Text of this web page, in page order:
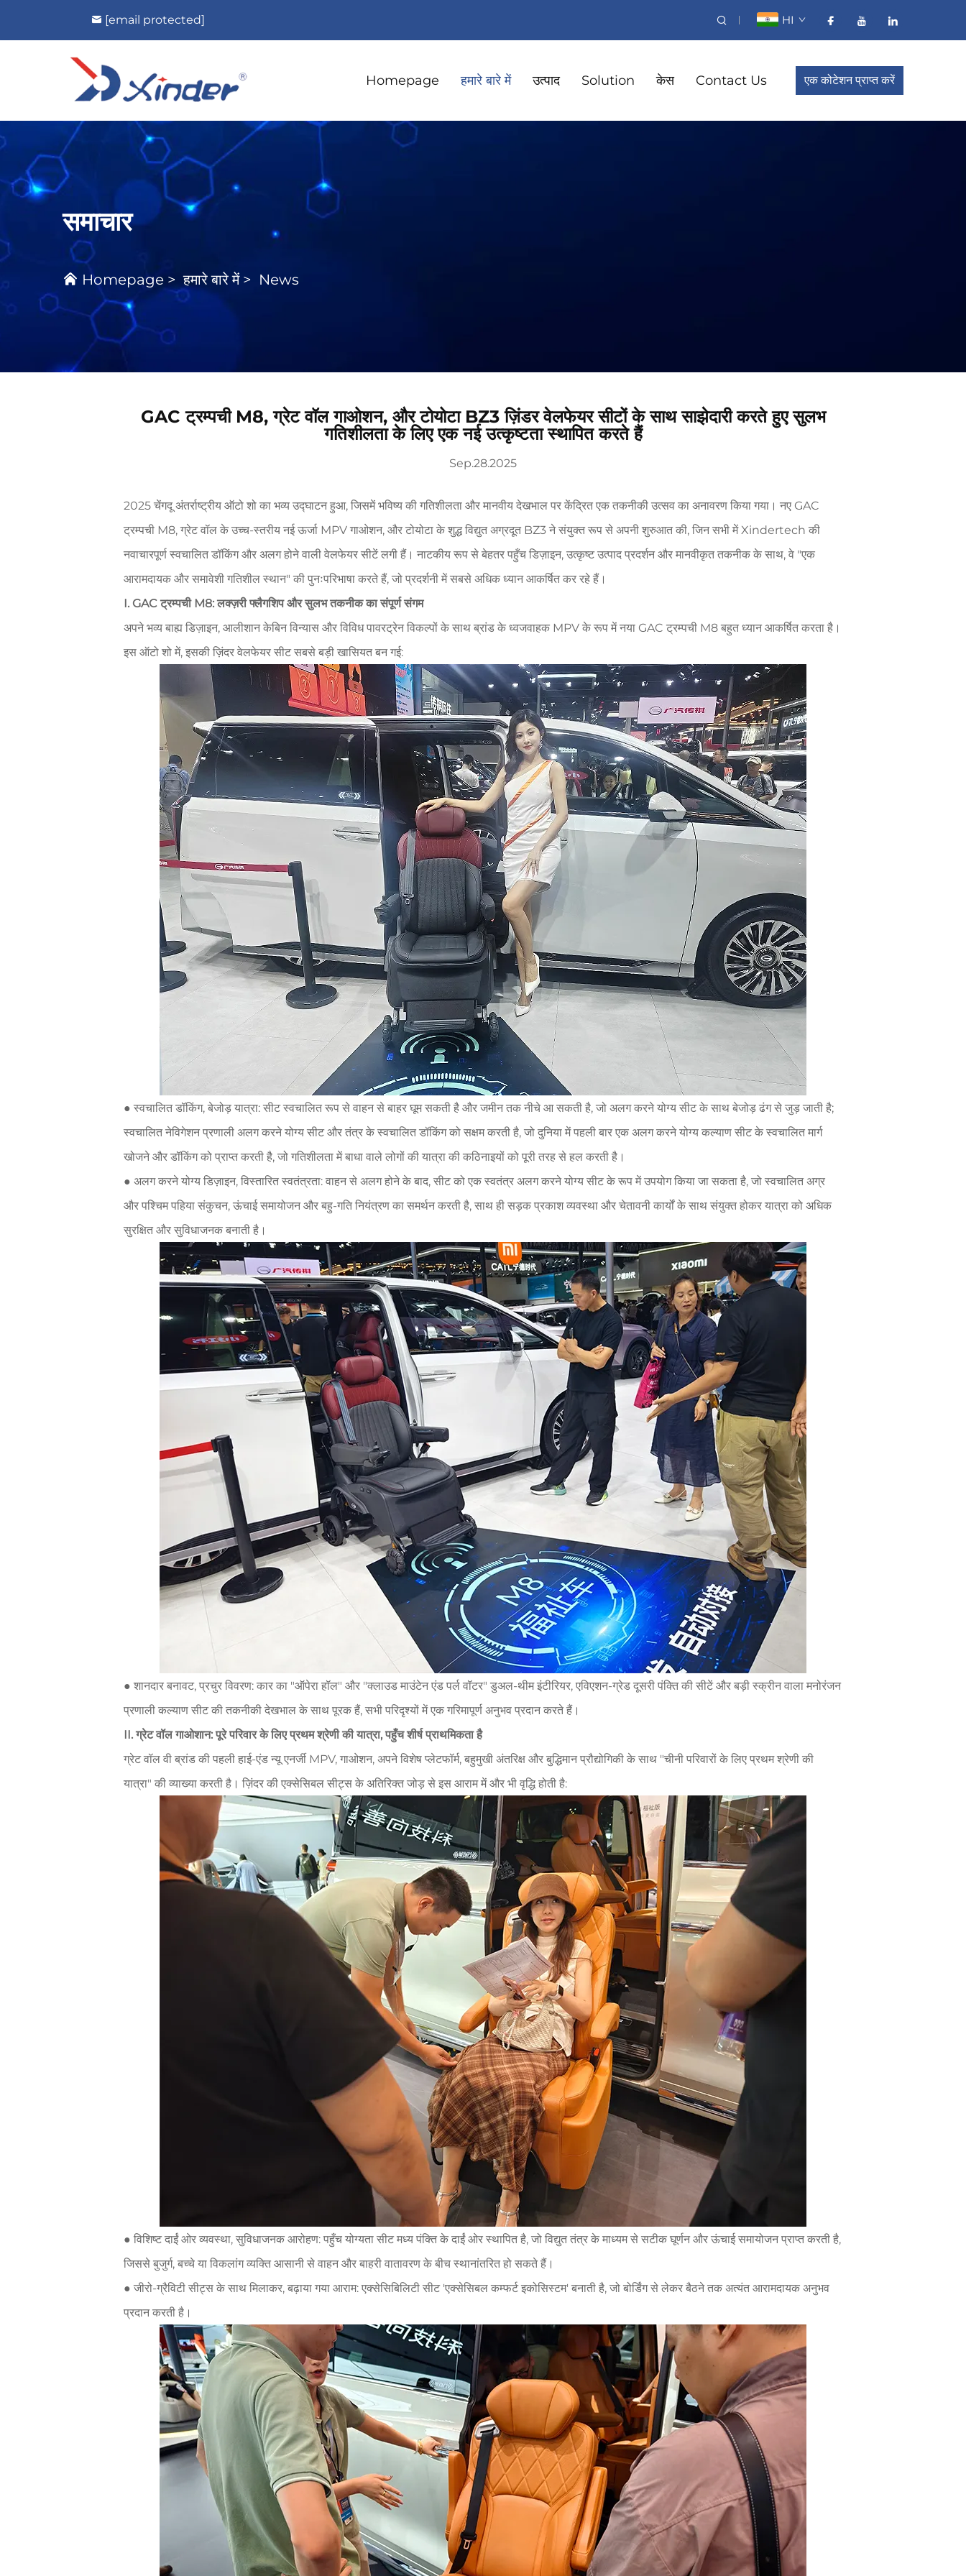
[email protected] HI
Homepage हमारे बारे में उत्पाद Solution केस Contact Us एक कोटेशन प्राप्त करें
समाचार
Homepage >हमारे बारे में> News
GAC ट्रम्पची M8, ग्रेट वॉल गाओशन, और टोयोटा BZ3 ज़िंडर वेलफेयर सीटों के साथ साझेदारी करते हुए सुलभ
गतिशीलता के लिए एक नई उत्कृष्टता स्थापित करते हैं
Sep.28.2025
2025 चेंगदू अंतर्राष्ट्रीय ऑटो शो का भव्य उद्घाटन हुआ, जिसमें भविष्य की गतिशीलता और मानवीय देखभाल पर केंद्रित एक तकनीकी उत्सव का अनावरण किया गया। नए GAC
ट्रम्पची M8, ग्रेट वॉल के उच्च-स्तरीय नई ऊर्जा MPV गाओशन, और टोयोटा के शुद्ध विद्युत अग्रदूत BZ3 ने संयुक्त रूप से अपनी शुरुआत की, जिन सभी में Xindertech की
नवाचारपूर्ण स्वचालित डॉकिंग और अलग होने वाली वेलफेयर सीटें लगी हैं। नाटकीय रूप से बेहतर पहुँच डिज़ाइन, उत्कृष्ट उत्पाद प्रदर्शन और मानवीकृत तकनीक के साथ, वे "एक
आरामदायक और समावेशी गतिशील स्थान" की पुनःपरिभाषा करते हैं, जो प्रदर्शनी में सबसे अधिक ध्यान आकर्षित कर रहे हैं।
I. GAC ट्रम्पची M8: लक्ज़री फ्लैगशिप और सुलभ तकनीक का संपूर्ण संगम
अपने भव्य बाह्य डिज़ाइन, आलीशान केबिन विन्यास और विविध पावरट्रेन विकल्पों के साथ ब्रांड के ध्वजवाहक MPV के रूप में नया GAC ट्रम्पची M8 बहुत ध्यान आकर्षित करता है।
इस ऑटो शो में, इसकी ज़िंदर वेलफेयर सीट सबसे बड़ी खासियत बन गई:
● स्वचालित डॉकिंग, बेजोड़ यात्रा: सीट स्वचालित रूप से वाहन से बाहर घूम सकती है और जमीन तक नीचे आ सकती है, जो अलग करने योग्य सीट के साथ बेजोड़ ढंग से जुड़ जाती है;
स्वचालित नेविगेशन प्रणाली अलग करने योग्य सीट और तंत्र के स्वचालित डॉकिंग को सक्षम करती है, जो दुनिया में पहली बार एक अलग करने योग्य कल्याण सीट के स्वचालित मार्ग
खोजने और डॉकिंग को प्राप्त करती है, जो गतिशीलता में बाधा वाले लोगों की यात्रा की कठिनाइयों को पूरी तरह से हल करती है।
● अलग करने योग्य डिज़ाइन, विस्तारित स्वतंत्रता: वाहन से अलग होने के बाद, सीट को एक स्वतंत्र अलग करने योग्य सीट के रूप में उपयोग किया जा सकता है, जो स्वचालित अग्र
और पश्चिम पहिया संकुचन, ऊंचाई समायोजन और बहु-गति नियंत्रण का समर्थन करती है, साथ ही सड़क प्रकाश व्यवस्था और चेतावनी कार्यों के साथ संयुक्त होकर यात्रा को अधिक
सुरक्षित और सुविधाजनक बनाती है।
● शानदार बनावट, प्रचुर विवरण: कार का "ऑपेरा हॉल" और "क्लाउड माउंटेन एंड पर्ल वॉटर" डुअल-थीम इंटीरियर, एविएशन-ग्रेड दूसरी पंक्ति की सीटें और बड़ी स्क्रीन वाला मनोरंजन
प्रणाली कल्याण सीट की तकनीकी देखभाल के साथ पूरक हैं, सभी परिदृश्यों में एक गरिमापूर्ण अनुभव प्रदान करते हैं।
II. ग्रेट वॉल गाओशान: पूरे परिवार के लिए प्रथम श्रेणी की यात्रा, पहुँच शीर्ष प्राथमिकता है
ग्रेट वॉल वी ब्रांड की पहली हाई-एंड न्यू एनर्जी MPV, गाओशन, अपने विशेष प्लेटफॉर्म, बहुमुखी अंतरिक्ष और बुद्धिमान प्रौद्योगिकी के साथ "चीनी परिवारों के लिए प्रथम श्रेणी की
यात्रा" की व्याख्या करती है। ज़िंदर की एक्सेसिबल सीट्स के अतिरिक्त जोड़ से इस आराम में और भी वृद्धि होती है:
● विशिष्ट दाईं ओर व्यवस्था, सुविधाजनक आरोहण: पहुँच योग्यता सीट मध्य पंक्ति के दाईं ओर स्थापित है, जो विद्युत तंत्र के माध्यम से सटीक घूर्णन और ऊंचाई समायोजन प्राप्त करती है,
जिससे बुजुर्ग, बच्चे या विकलांग व्यक्ति आसानी से वाहन और बाहरी वातावरण के बीच स्थानांतरित हो सकते हैं।
● जीरो-ग्रैविटी सीट्स के साथ मिलाकर, बढ़ाया गया आराम: एक्सेसिबिलिटी सीट 'एक्सेसिबल कम्फर्ट इकोसिस्टम' बनाती है, जो बोर्डिंग से लेकर बैठने तक अत्यंत आरामदायक अनुभव
प्रदान करती है।